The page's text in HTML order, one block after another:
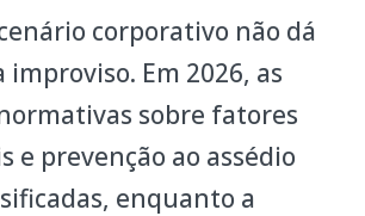
corporativo não dá
improviso. Em 2026, as
sobre fatores
e prevenção ao assédio
enquanto a